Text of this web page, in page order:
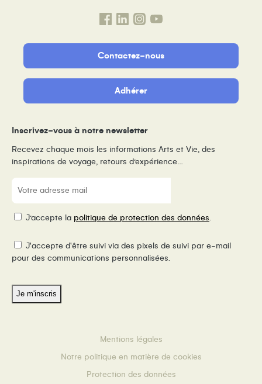
Contactez-nous
Adhérer
Inscrivez-vous à notre newsletter
Recevez chaque mois les informations Arts et Vie, des
inspirations de voyage, retours d’expérience…
E-
mail
RGPDJ’accepte la politique de protection des données.
Pixel
de
J'accepte d'être suivi via des pixels de suivi par e-mail
pour des communications personnalisées.
Mentions légales
Notre politique en matière de cookies
Protection des données